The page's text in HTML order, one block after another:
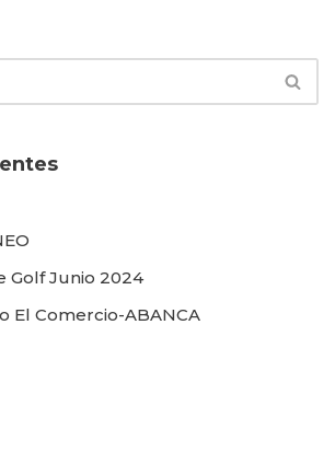
Golf Junio 2024
El Comercio-ABANCA